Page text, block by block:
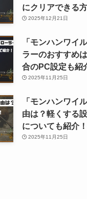
にクリアできる
2025年12月21日
「モンハンワイ
ラーのおすすめ
合のPC設定も紹
2025年11月25日
「モンハンワイ
由は？軽くする
についても紹介！
2025年11月25日